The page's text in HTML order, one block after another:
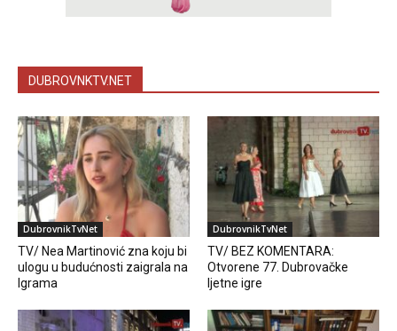
DUBROVNKTV.NET
DubrovnikTvNet
TV/ Nea Martinović zna koju bi
ulogu u budućnosti zaigrala na
Igrama
DubrovnikTvNet
TV/ BEZ KOMENTARA:
Otvorene 77. Dubrovačke
ljetne igre